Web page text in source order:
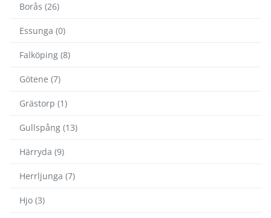
Borås (26)
Essunga (0)
Falköping (8)
Götene (7)
Grästorp (1)
Gullspång (13)
Härryda (9)
Herrljunga (7)
Hjo (3)